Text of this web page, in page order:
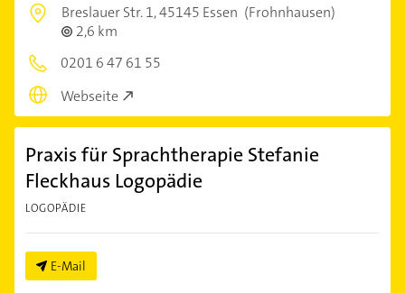
Breslauer Str. 1,45145 Essen (Frohnhausen)
2,6 km
0201 6 47 61 55
Webseite
Praxis für Sprachtherapie Stefanie
Fleckhaus Logopädie
LOGOPÄDIE
E-Mail